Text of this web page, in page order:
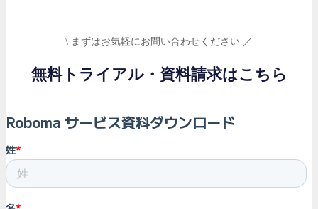
\ まずはお気軽にお問い合わせください ／
無料トライアル・資料請求はこちら